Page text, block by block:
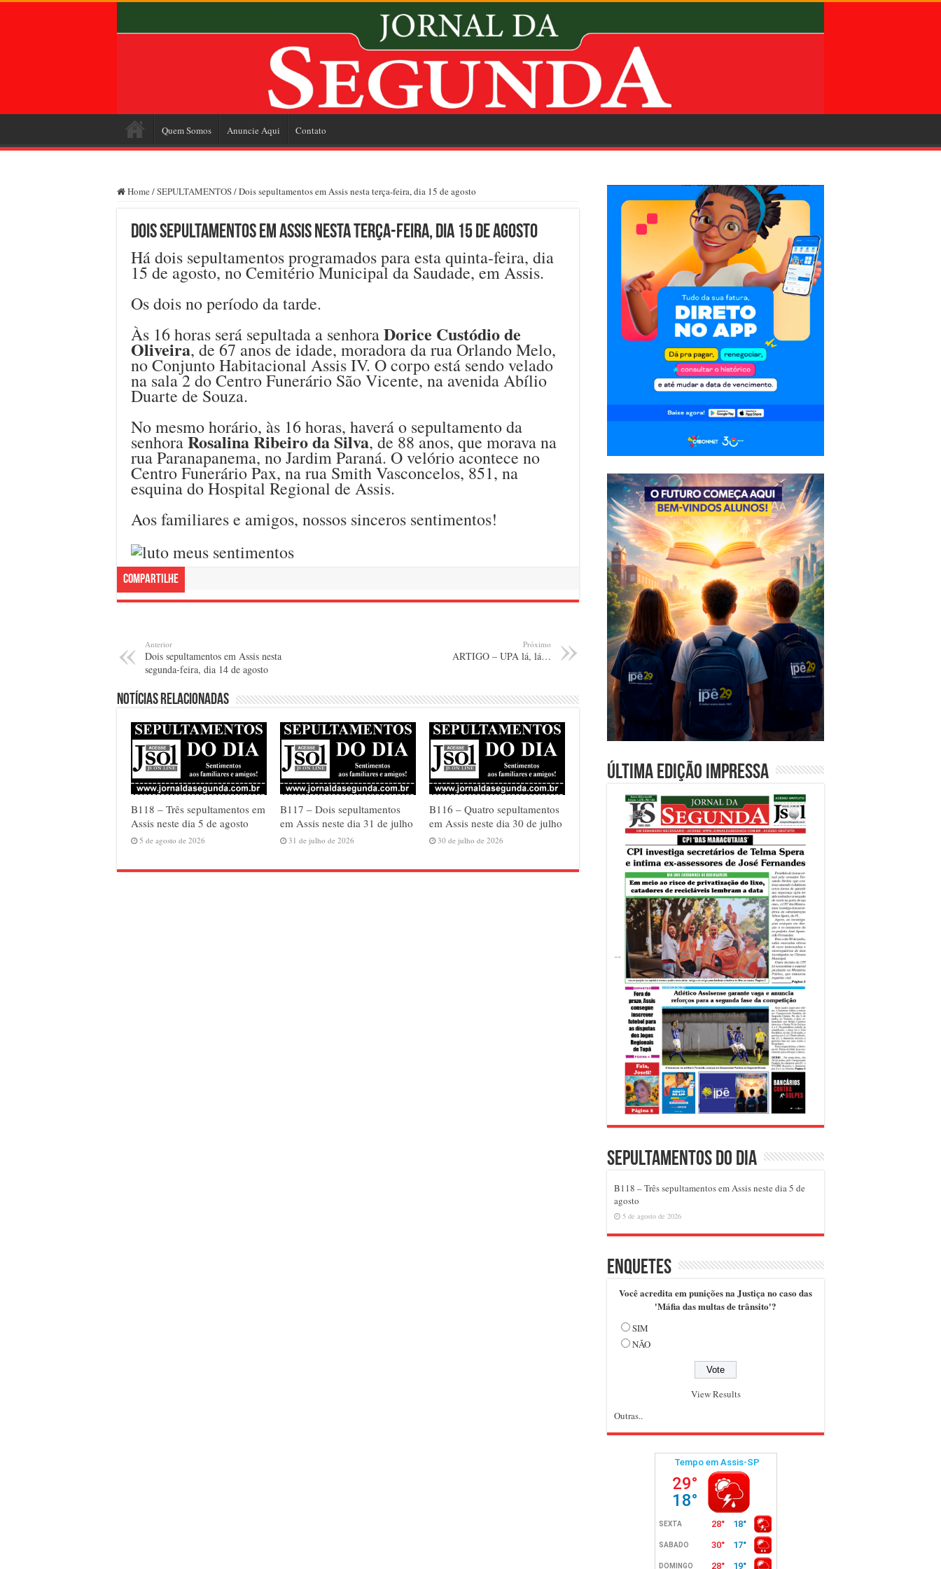
Quem Somos Anuncie Aqui Contato
Home /SEPULTAMENTOS/Dois sepultamentos em Assis nesta terça-feira, dia 15 de agosto
Dois sepultamentos em Assis nesta terça-feira, dia 15 de agosto
Há dois sepultamentos programados para esta quinta-feira, dia
15 de agosto, no Cemitério Municipal da Saudade, em Assis.
Os dois no período da tarde.
Às 16 horas será sepultada a senhoraDorice Custódio de
Oliveira, de 67 anos de idade, moradora da rua Orlando Melo,
no Conjunto Habitacional Assis IV. O corpo está sendo velado
na sala 2 do Centro Funerário São Vicente, na avenida Abílio
Duarte de Souza.
No mesmo horário, às 16 horas, haverá o sepultamento da
senhoraRosalina Ribeiro da Silva, de 88 anos, que morava na
rua Paranapanema, no Jardim Paraná. O velório acontece no
Centro Funerário Pax, na rua Smith Vasconcelos, 851, na
esquina do Hospital Regional de Assis.
Aos familiares e amigos, nossos sinceros sentimentos!
Compartilhe
Anterior
Dois sepultamentos em Assis nesta
segunda-feira, dia 14 de agosto
Próximo
ARTIGO – UPA lá, lá…
Notícias relacionadas
B118 – Três sepultamentos em
Assis neste dia 5 de agosto
5 de agosto de 2026
B117 – Dois sepultamentos
em Assis neste dia 31 de julho
31 de julho de 2026
B116 – Quatro sepultamentos
em Assis neste dia 30 de julho
30 de julho de 2026
Última edição impressa
Sepultamentos do dia
B118 – Três sepultamentos em Assis neste dia 5 de
agosto
5 de agosto de 2026
Enquetes
Você acredita em punições na Justiça no caso das
'Máfia das multas de trânsito'?
SIM
NÃO
View Results
Outras..